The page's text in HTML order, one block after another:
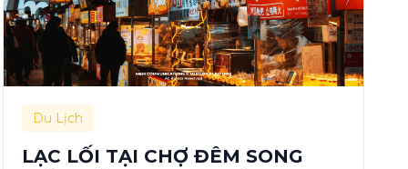
Du Lịch
LẠC LỐI TẠI CHỢ ĐÊM SONG